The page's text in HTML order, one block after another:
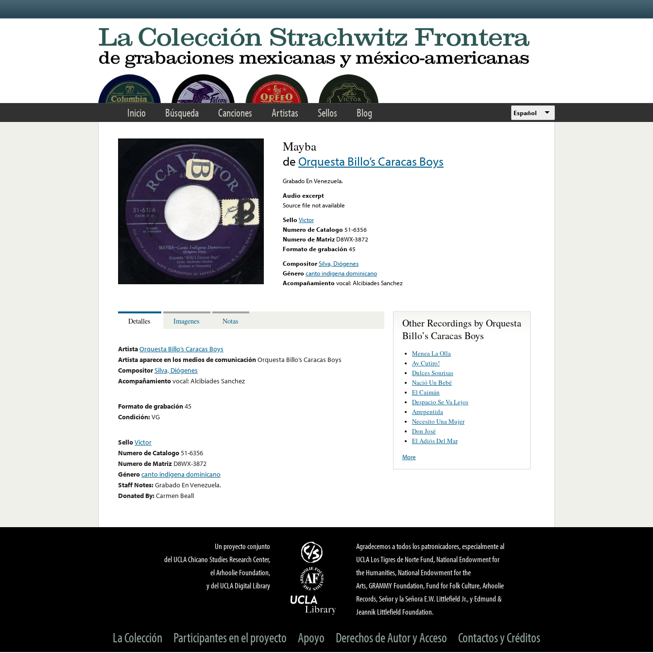
Inicio Búsqueda Canciones Artistas Sellos Blog Español
Mayba
de Orquesta Billo’s Caracas Boys
Grabado En Venezuela.
Audio excerpt
Source file not available
Sello Victor
Numero de Catalogo 51-6356
Numero de Matriz D8WX-3872
Formato de grabación 45
CompositorSilva, Diógenes
Género canto indigena dominicano
Acompañamiento vocal: Alcibiades Sanchez
Detalles Imagenes Notas
ArtistaOrquesta Billo’s Caracas Boys
Artista aparece en los medios de comunicaciónOrquesta Billo’s Caracas Boys
CompositorSilva, Diógenes
Acompañamientovocal: Alcibiades Sanchez
Formato de grabación45
Condición:VG
SelloVictor
Numero de Catalogo51-6356
Numero de Matriz D8WX-3872
Génerocanto indigena dominicano
Staff Notes:Grabado En Venezuela.
Donated By:Carmen Beall
Other Recordings by Orquesta
Billo’s Caracas Boys
Menea La Olla
Ay Cutiro!
Dulces Sonrisas
Nació Un Bebé
El Caimán
Despacio Se Va Lejos
Arrepentida
Necesito Una Mujer
Don José
El Adiós Del Mar
More
Un proyecto conjunto
del UCLA Chicano Studies Research Center,
el Arhoolie Foundation,
y del UCLA Digital Library
Agradecemos a todos los patronicadores, especialmente al
UCLA Los Tigres de Norte Fund, National Endowment for
the Humanities, National Endowment for the
Arts, GRAMMY Foundation, Fund for Folk Culture, Arhoolie
Records, Señor y la Señora E.W. Littlefield Jr., y Edmund &
Jeannik Littlefield Foundation.
La Colección Participantes en el proyecto Apoyo Derechos de Autor y Acceso Contactos y Créditos